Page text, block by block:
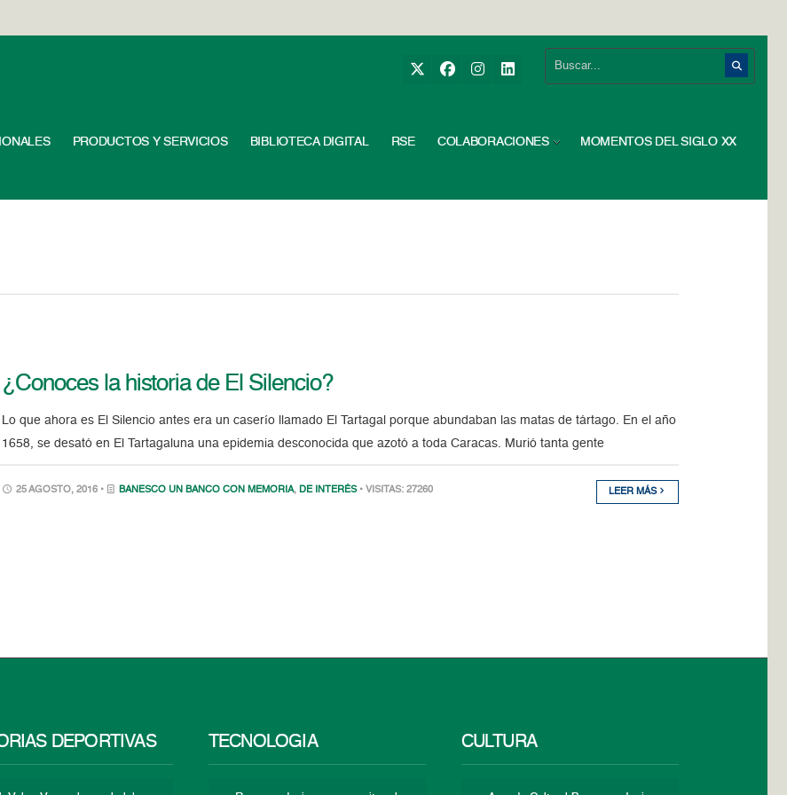
PRODUCTOS Y SERVICIOS BIBLIOTECA DIGITAL RSE COLABORACIONES MOMENTOS DEL SIGLO XX
¿Conoces la historia de El Silencio?
Lo que ahora es El Silencio antes era un caserío llamado El Tartagal porque abundaban las matas de tártago. En el año
1658, se desató en El Tartagaluna una epidemia desconocida que azotó a toda Caracas. Murió tanta gente
25 AGOSTO, 2016 • BANESCO UN BANCO CON MEMORIA, DE INTERÉS • VISITAS: 27260 LEER MÁS
DEPORTIVAS TECNOLOGÍA CULTURA